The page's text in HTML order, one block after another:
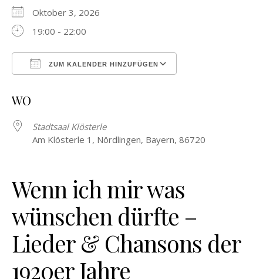
Oktober 3, 2026
19:00 - 22:00
ZUM KALENDER HINZUFÜGEN
WO
Stadtsaal Klösterle
Am Klösterle 1, Nördlingen, Bayern, 86720
Wenn ich mir was
wünschen dürfte –
Lieder & Chansons der
1920er Jahre